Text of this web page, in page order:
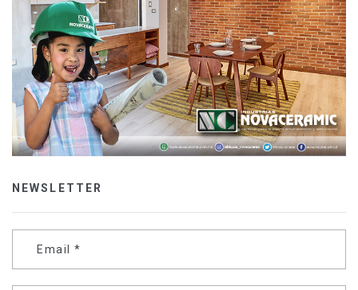
NEWSLETTER
Email *